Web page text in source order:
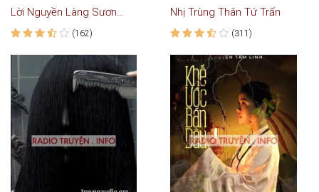
Lời Nguyền Làng Sương Mù
(162)
Nhị Trùng Thân Tứ Trấn
(311)